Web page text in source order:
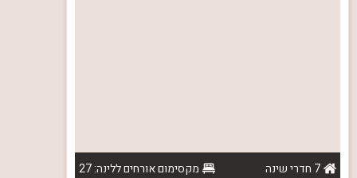
7 חדרי שינה
מקסימום אורחים ללינה: 27